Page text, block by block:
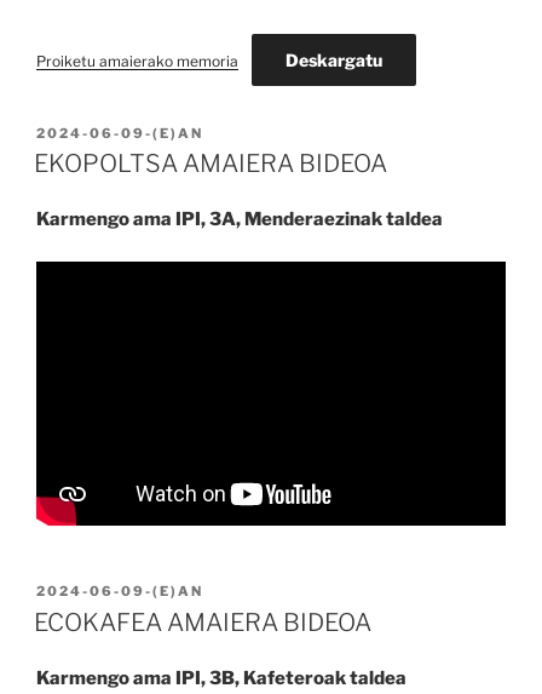
Proiketu amaierako memoria Deskargatu
2024-06-09-(E)AN
EKOPOLTSA AMAIERA BIDEOA
Karmengo ama IPI, 3A, Menderaezinak taldea
2024-06-09-(E)AN
ECOKAFEA AMAIERA BIDEOA
Karmengo ama IPI, 3B, Kafeteroak taldea